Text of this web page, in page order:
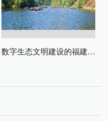
数字生态文明建设的福建路径与启示